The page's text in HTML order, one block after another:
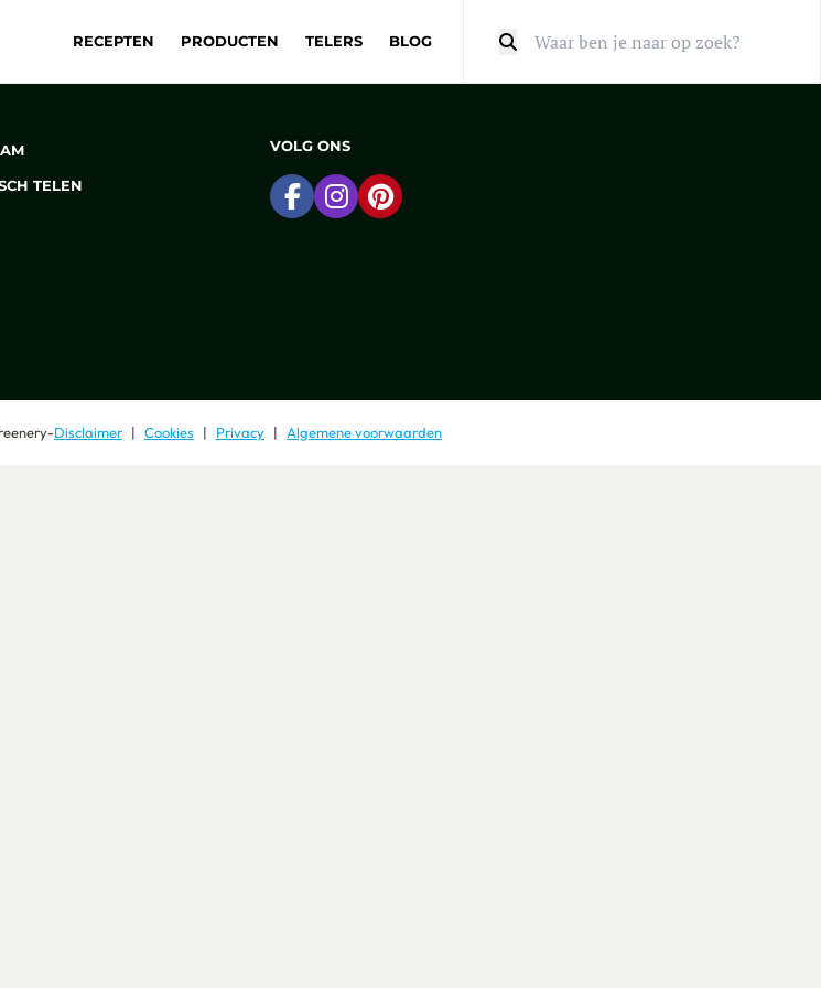
RECEPTEN PRODUCTEN TELERS BLOG
TELEN
VOLG ONS
Ga naar Facebook
Ga naar Instagram
Ga naar Pinterest
-Disclaimer Cookies Privacy Algemene voorwaarden